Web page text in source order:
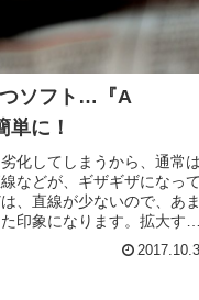
ソフト…『A
に！
化してしまうから、通常
などが、ギザギザになっ
、直線が少ないので、あ
印象になります。拡大す
』フリーソフトで簡